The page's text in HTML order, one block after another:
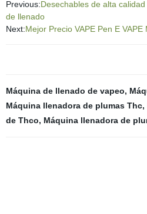
Previous:Desechables de alta
de llenado
Next:Mejor Precio VAPE Pen E
Máquina de llenado de vapeo,
Máquina llenadora de plumas Thc,
de Thco, Máquina llenadora de